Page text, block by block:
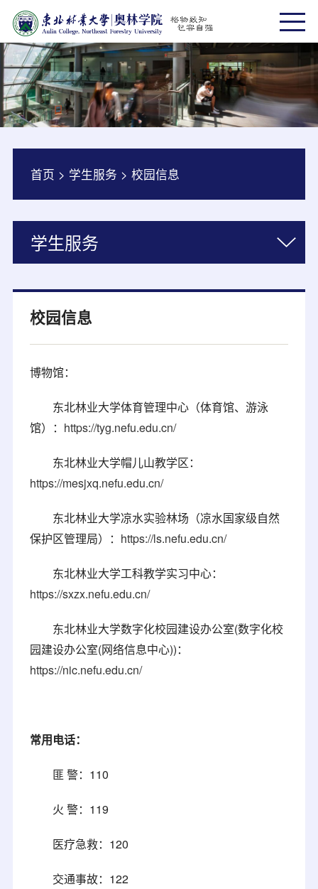
首页 > 学生服务 >校园信息
学生服务
校园信息
博物馆：
东北林业大学体育管理中心（体育馆、游泳
馆）： https://tyg.nefu.edu.cn/
东北林业大学帽儿山教学区：
https://mesjxq.nefu.edu.cn/
东北林业大学凉水实验林场（凉水国家级自然
保护区管理局）： https://ls.nefu.edu.cn/
东北林业大学工科教学实习中心：
https://sxzx.nefu.edu.cn/
东北林业大学数字化校园建设办公室(数字化校
园建设办公室(网络信息中心))：
https://nic.nefu.edu.cn/
常用电话：
匪 警：110
火 警：119
医疗急救：120
交通事故：122